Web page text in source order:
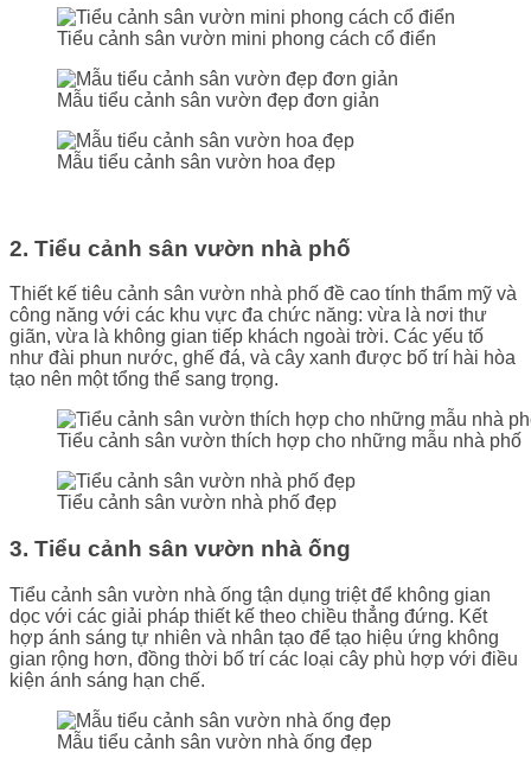
Tiểu cảnh sân vườn mini phong cách cổ điển
Mẫu tiểu cảnh sân vườn đẹp đơn giản
Mẫu tiểu cảnh sân vườn hoa đẹp
2. Tiểu cảnh sân vườn nhà phố
Thiết kế tiêu cảnh sân vườn nhà phố đề cao tính thẩm mỹ và
công năng với các khu vực đa chức năng: vừa là nơi thư
giãn, vừa là không gian tiếp khách ngoài trời. Các yếu tố
như đài phun nước, ghế đá, và cây xanh được bố trí hài hòa
tạo nên một tổng thể sang trọng.
Tiểu cảnh sân vườn thích hợp cho những mẫu nhà phố
Tiểu cảnh sân vườn nhà phố đẹp
3. Tiểu cảnh sân vườn nhà ống
Tiểu cảnh sân vườn nhà ống tận dụng triệt để không gian
dọc với các giải pháp thiết kế theo chiều thẳng đứng. Kết
hợp ánh sáng tự nhiên và nhân tạo để tạo hiệu ứng không
gian rộng hơn, đồng thời bố trí các loại cây phù hợp với điều
kiện ánh sáng hạn chế.
Mẫu tiểu cảnh sân vườn nhà ống đẹp